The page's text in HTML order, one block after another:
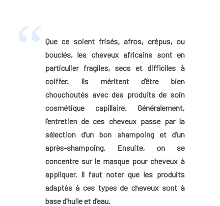
Que ce soient frisés, afros, crépus, ou
bouclés, les cheveux africains sont en
particulier fragiles, secs et difficiles à
coiffer. Ils méritent d’être bien
chouchoutés avec des produits de soin
cosmétique capillaire. Généralement,
l’entretien de ces cheveux passe par la
sélection d’un bon shampoing et d’un
après-shampoing. Ensuite, on se
concentre sur le masque pour cheveux à
appliquer. Il faut noter que les produits
adaptés à ces types de cheveux sont à
base d’huile et d’eau.